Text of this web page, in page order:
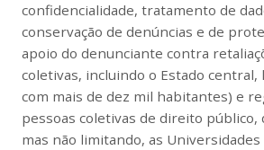
confidencialidade, tratamento de
conservação de denúncias e de
apoio do denunciante contra
coletivas, incluindo o Estado central,
com mais de dez mil habitantes) e
pessoas coletivas de direito público,
mas não limitando, as